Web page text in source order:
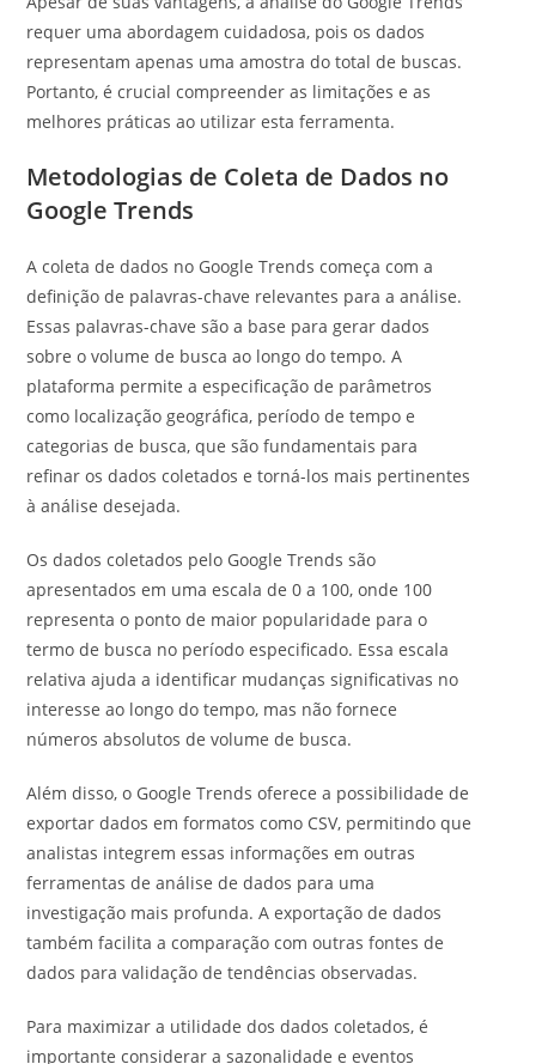
requer uma abordagem cuidadosa, pois os dados
representam apenas uma amostra do total de buscas.
Portanto, é crucial compreender as limitações e as
melhores práticas ao utilizar esta ferramenta.
Metodologias de Coleta de Dados no
Google Trends
A coleta de dados no Google Trends começa com a
definição de palavras-chave relevantes para a análise.
Essas palavras-chave são a base para gerar dados
sobre o volume de busca ao longo do tempo. A
plataforma permite a especificação de parâmetros
como localização geográfica, período de tempo e
categorias de busca, que são fundamentais para
refinar os dados coletados e torná-los mais pertinentes
à análise desejada.
Os dados coletados pelo Google Trends são
apresentados em uma escala de 0 a 100, onde 100
representa o ponto de maior popularidade para o
termo de busca no período especificado. Essa escala
relativa ajuda a identificar mudanças significativas no
interesse ao longo do tempo, mas não fornece
números absolutos de volume de busca.
Além disso, o Google Trends oferece a possibilidade de
exportar dados em formatos como CSV, permitindo que
analistas integrem essas informações em outras
ferramentas de análise de dados para uma
investigação mais profunda. A exportação de dados
também facilita a comparação com outras fontes de
dados para validação de tendências observadas.
Para maximizar a utilidade dos dados coletados, é
importante considerar a sazonalidade e eventos